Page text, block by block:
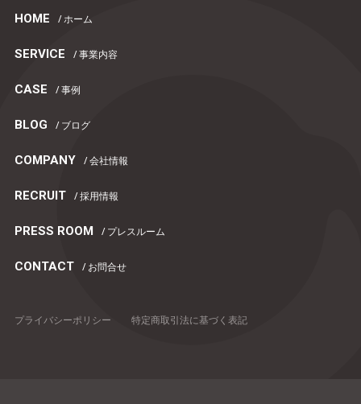
HOME / ホーム
SERVICE / 事業内容
CASE / 事例
BLOG / ブログ
COMPANY / 会社情報
RECRUIT / 採用情報
PRESS ROOM / プレスルーム
CONTACT / お問合せ
プライバシーポリシー 特定商取引法に基づく表記